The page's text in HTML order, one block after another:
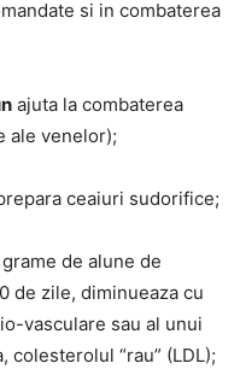
si in combaterea
ajuta la combaterea
ale venelor);
ceaiuri sudorifice;
de alune de
de zile, diminueaza cu
vasculare sau al unui
colesterolul “rau” (LDL);